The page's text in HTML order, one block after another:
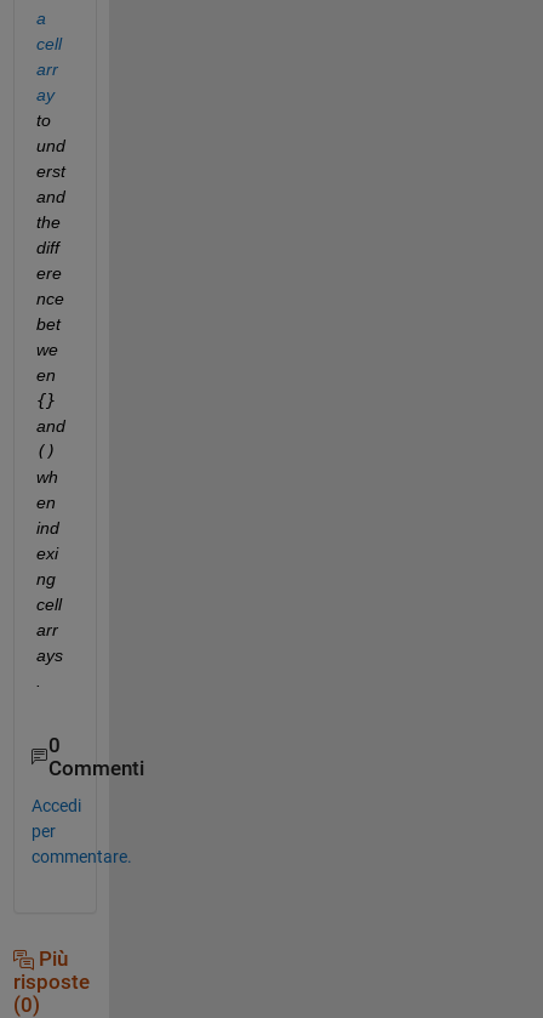
a
cell
arr
ay
to
und
erst
and
the
diff
ere
nce
bet
we
{}
and
()
wh
en
ind
exi
ng
cell
arr
ays
0
Commenti
Accedi
per
commentare.
Più
risposte
(0)